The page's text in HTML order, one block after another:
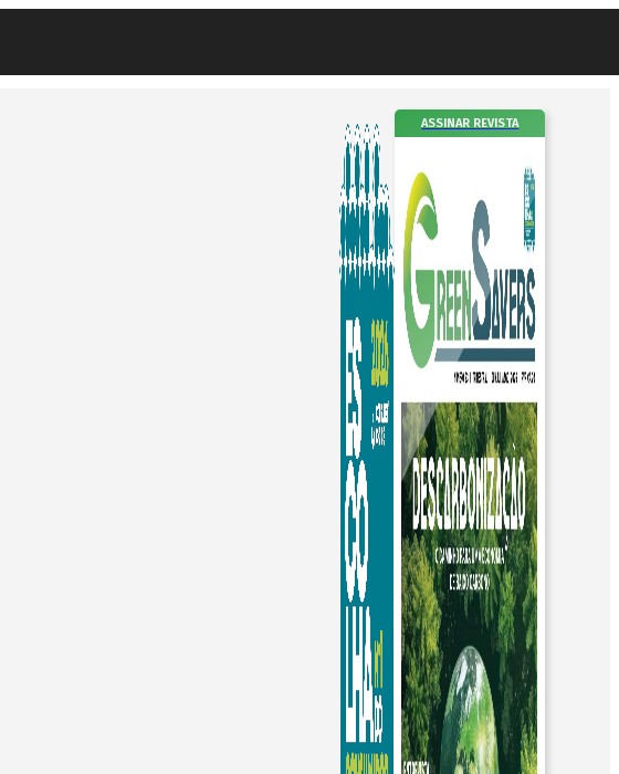
ASSINAR REVISTA